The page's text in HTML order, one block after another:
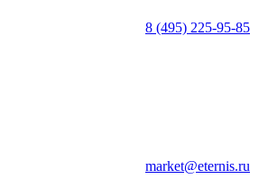
8 (495) 225-95-85
market@eternis.ru